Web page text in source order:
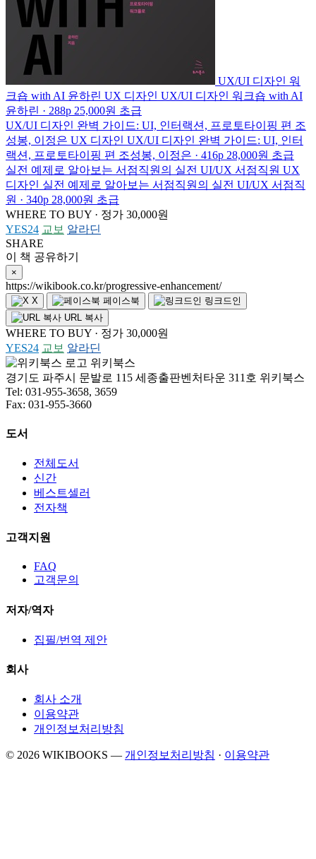
UX/UI 디자인 워
크숍 with AI 윤하린 UX 디자인 UX/UI 디자인 워크숍 with AI
윤하린 · 288p 25,000원 초급
UX/UI 디자인 완벽 가이드: UI, 인터랙션, 프로토타이핑 편 조
성봉, 이정은 UX 디자인 UX/UI 디자인 완벽 가이드: UI, 인터
랙션, 프로토타이핑 편 조성봉, 이정은 · 416p 28,000원 초급
실전 예제로 알아보는 서점직원의 실전 UI/UX 서점직원 UX
디자인 실전 예제로 알아보는 서점직원의 실전 UI/UX 서점직
원 · 340p 28,000원 초급
WHERE TO BUY · 정가 30,000원
YES24 교보 알라딘
SHARE
이 책 공유하기
×
https://wikibook.co.kr/progressive-enhancement/
X 페이스북
링크드인
URL 복사
WHERE TO BUY · 정가 30,000원
YES24 교보 알라딘
위키북스
경기도 파주시 문발로 115 세종출판벤처타운 311호 위키북스
Tel: 031-955-3658, 3659
Fax: 031-955-3660
도서
전체도서
신간
베스트셀러
전자책
고객지원
FAQ
고객문의
저자/역자
집필/번역 제안
회사
회사 소개
이용약관
개인정보처리방침
© 2026 WIKIBOOKS — 개인정보처리방침 · 이용약관